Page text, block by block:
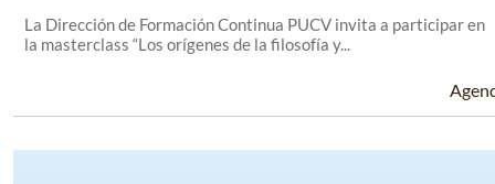
La Dirección de Formación Continua PUCV invita a participar en
la masterclass “Los orígenes de la filosofía y...